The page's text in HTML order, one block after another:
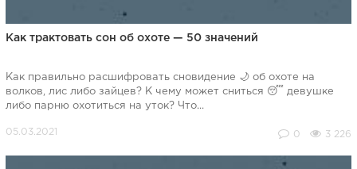
Как трактовать сон об охоте — 50 значений
Как правильно расшифровать сновидение 🌙 об охоте на
волков, лис либо зайцев? К чему может сниться 😴 девушке
либо парню охотиться на уток? Что...
0 3 226